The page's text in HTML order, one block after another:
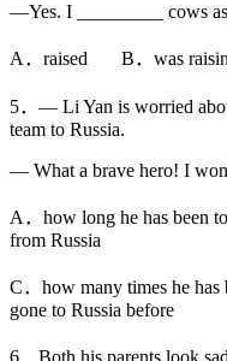
—Yes. I _________ cows
A．raised B．was
5．— Li Yan is worried
team to Russia.
— What a brave hero! I
A．how long he has been
from Russia
C．how many times he
gone to Russia before
6．Both his parents look